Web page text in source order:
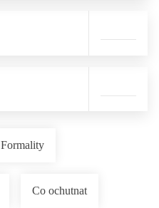
Formality
Co ochutnat